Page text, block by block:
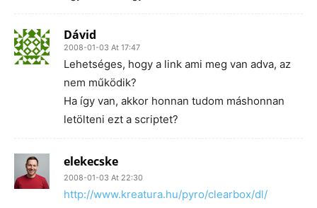
Dávid
2008-01-03 At 17:47
Lehetséges, hogy a link ami meg van adva, az
nem működik?
Ha így van, akkor honnan tudom máshonnan
letölteni ezt a scriptet?
elekecske
2008-01-03 At 22:30
http://www.kreatura.hu/pyro/clearbox/dl/